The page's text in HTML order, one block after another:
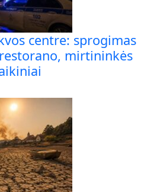
centre: sprogimas
mirtininkės